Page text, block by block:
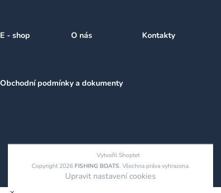
E - shop O nás Kontakty
Obchodní podmínky a dokumenty
Vytvořil Shoptet
Copyright 2026 FISHING BOATS. Všechna práva vyhrazena.
Upravit nastavení cookies